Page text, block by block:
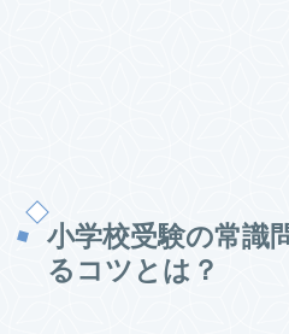
小学校受験の常識
るコツとは？